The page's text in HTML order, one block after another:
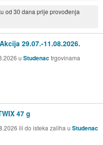
od 30 dana prije provođenja
29.07.-11.08.2026.
u Studenactrgovinama
47 g
ili do isteka zaliha u Studenac